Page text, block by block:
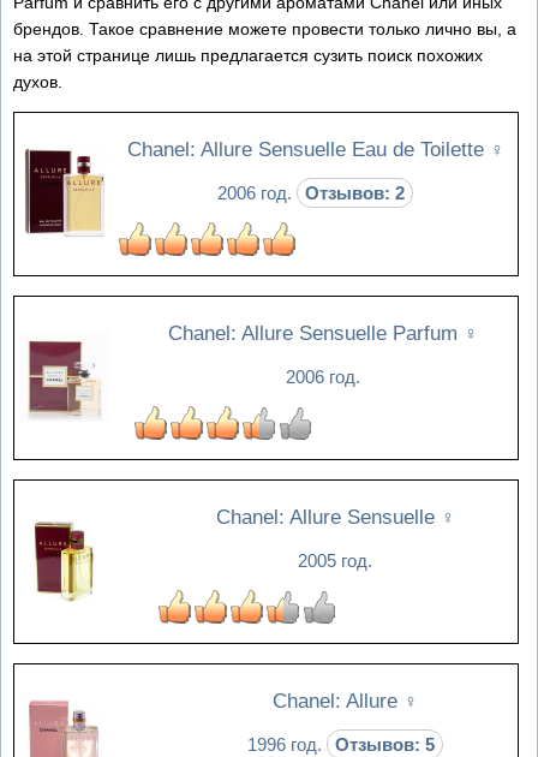
брендов. Такое сравнение можете провести только лично вы, а
на этой странице лишь предлагается сузить поиск похожих
духов.
Chanel: Allure Sensuelle Eau de Toilette ♀
2006 год. Отзывов: 2
Chanel: Allure Sensuelle Parfum ♀
2006 год.
Chanel: Allure Sensuelle ♀
2005 год.
Chanel: Allure ♀
1996 год. Отзывов: 5